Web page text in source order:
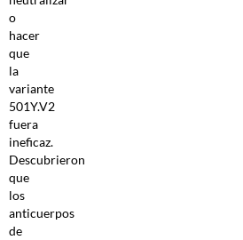
o
hacer
que
la
variante
501Y.V2
fuera
ineficaz.
Descubrieron
que
los
anticuerpos
de